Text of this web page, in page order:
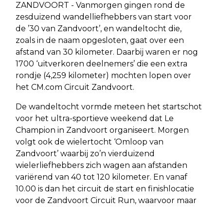
ZANDVOORT - Vanmorgen gingen rond de
zesduizend wandelliefhebbers van start voor
de ’30 van Zandvoort’, en wandeltocht die,
zoals in de naam opgesloten, gaat over een
afstand van 30 kilometer. Daarbij waren er nog
1700 ‘uitverkoren deelnemers’ die een extra
rondje (4,259 kilometer) mochten lopen over
het CM.com Circuit Zandvoort.
De wandeltocht vormde meteen het startschot
voor het ultra-sportieve weekend dat Le
Champion in Zandvoort organiseert. Morgen
volgt ook de wielertocht ‘Omloop van
Zandvoort’ waarbij zo’n vierduizend
wielerliefhebbers zich wagen aan afstanden
variërend van 40 tot 120 kilometer. En vanaf
10.00 is dan het circuit de start en finishlocatie
voor de Zandvoort Circuit Run, waarvoor maar